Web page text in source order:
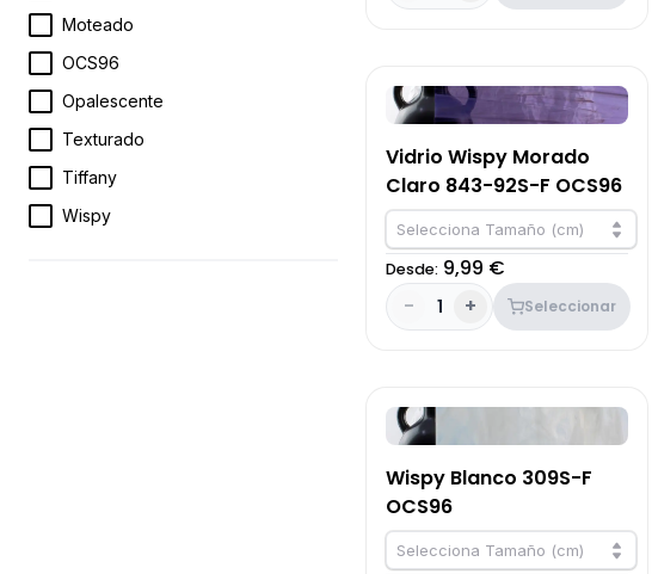
Moteado
OCS96
Opalescente
Texturado
Tiffany
Wispy
Vidrio Wispy Morado
Claro 843-92S-F OCS96
Selecciona Tamaño (cm)
Desde: 9,99 €
-
1 + Seleccionar
Wispy Blanco 309S-F
OCS96
Selecciona Tamaño (cm)